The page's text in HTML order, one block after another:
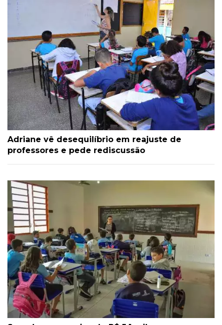
Adriane vê desequilíbrio em reajuste de
professores e pede rediscussão